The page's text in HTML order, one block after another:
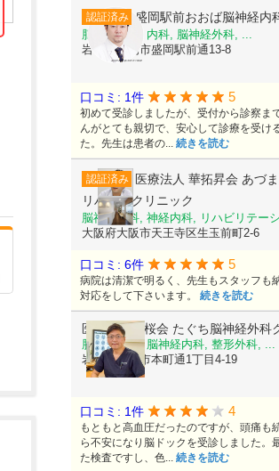
認証済み 盛岡駅前おおば脳神経内
脳神経内科, 内科, 脳神経外科, ...
岩手県盛岡市盛岡駅前通13-8
口コミ: 1件 5
初めて受診しましたが、受付から診察ま
んがとても親切で、安心して診療を受け
た。先生は患者の... 続きを読む
認証済み 医療法人 華拓昇会 あづ
リハビリクリニック
脳神経外科, 神経内科, リハビリテー
大阪府大阪市天王寺区生玉前町2-6
口コミ: 6件 5
病院は清潔で明るく、先生もスタッフも
対応をして下さいます。 続きを読む
医療法人颯桜会 たぐち脳神経外科
脳神経外科, 脳神経内科, 整形外科, ...
岩手県盛岡市本町通1丁目4-19
口コミ: 1件 4
もともと高血圧だったのですが、頭痛も
ら不安になり脳ドックを受診しました。
た検査ですし、色... 続きを読む